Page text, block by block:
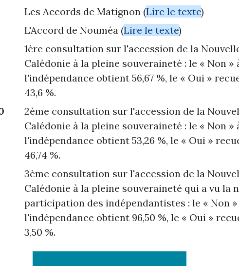
Les Accords de Matignon (Lire le texte)
L'Accord de Nouméa (Lire le texte)
1ère consultation sur l'accession de la
Calédonie à la pleine souveraineté : le « Non »
l'indépendance obtient 56,67 %, le « Oui »
43,6 %.
2ème consultation sur l'accession de la
Calédonie à la pleine souveraineté : le « Non »
l'indépendance obtient 53,26 %, le « Oui »
46,74 %.
3ème consultation sur l'accession de la
Calédonie à la pleine souveraineté qui a vu la
participation des indépendantistes : le « Non »
l'indépendance obtient 96,50 %, le « Oui »
3,50 %.